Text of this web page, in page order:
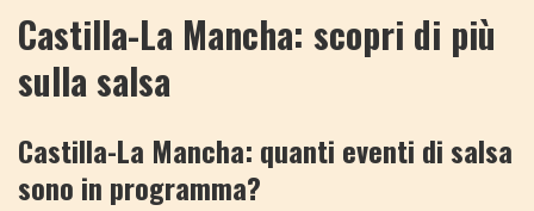
Castilla-La Mancha: scopri di più
sulla salsa
Castilla-La Mancha: quanti eventi di salsa
sono in programma?